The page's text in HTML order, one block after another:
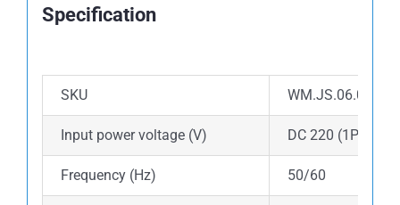
Specification
SKU
Input power voltage (V) DC 220 (1PH)
Frequency (Hz) 50/60